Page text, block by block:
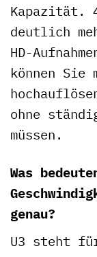
Kapazität.
deutlich
HD-
können Sie
ohne
müssen.
Was
genau?
U3 steht für